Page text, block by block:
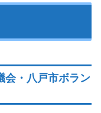
会・八戸市ボラン